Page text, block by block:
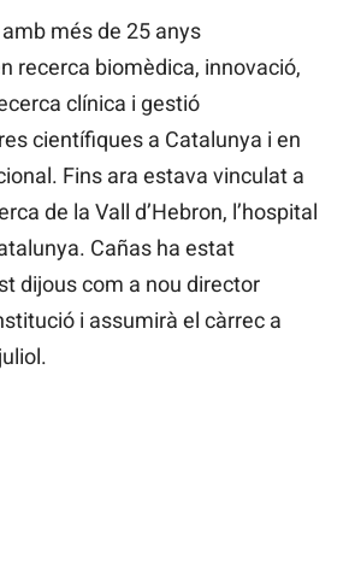
més de 25 anys
recerca biomèdica, innovació,
clínica i gestió
científiques a Catalunya i en
Fins ara estava vinculat a
de la Vall d’Hebron, l’hospital
Cañas ha estat
dijous com a nou director
i assumirà el càrrec a